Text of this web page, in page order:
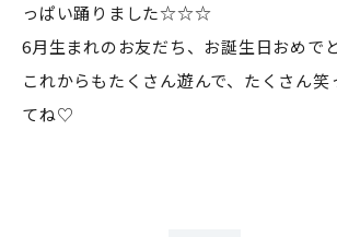
っぱい踊りました☆☆☆
6月生まれのお友だち、お誕生日おめで
これからもたくさん遊んで、たくさん笑
てね♡